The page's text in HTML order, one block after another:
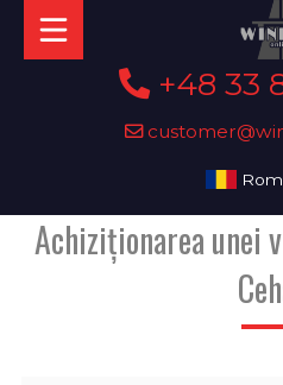
+48 33
Achiziționarea unei